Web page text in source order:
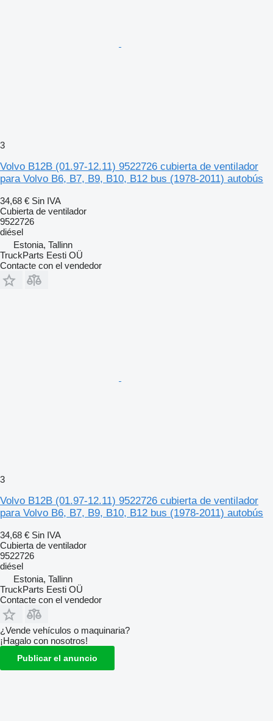
3
Volvo B12B (01.97-12.11) 9522726 cubierta de ventilador
para Volvo B6, B7, B9, B10, B12 bus (1978-2011) autobús
34,68 € Sin IVA
Cubierta de ventilador
9522726
diésel
Estonia, Tallinn
TruckParts Eesti OÜ
Contacte con el vendedor
3
Volvo B12B (01.97-12.11) 9522726 cubierta de ventilador
para Volvo B6, B7, B9, B10, B12 bus (1978-2011) autobús
34,68 € Sin IVA
Cubierta de ventilador
9522726
diésel
Estonia, Tallinn
TruckParts Eesti OÜ
Contacte con el vendedor
¿Vende vehículos o maquinaria?
¡Hagalo con nosotros!
Publicar el anuncio